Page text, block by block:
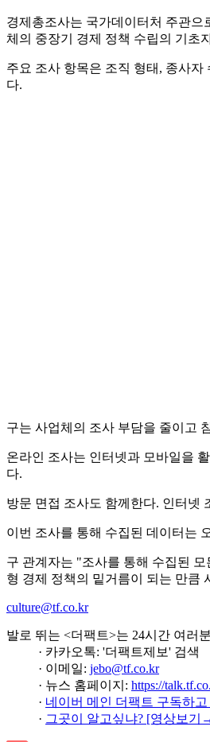
경제총조사는 국가데이터처 주관
체의 중장기 경제 정책 수립의 기초
주요 조사 항목은 조직 형태, 종사자
다.
구는 사업체의 조사 부담을 줄이고
온라인 조사는 인터넷과 모바일을
다.
방문 면접 조사도 함께한다. 인터넷
이번 조사를 통해 수집된 데이터는
구 관계자는 "조사를 통해 수집된
형 경제 정책의 밑거름이 되는 만큼
culture@tf.co.kr
발로 뛰는 <더팩트>는 24시간 여러
· 카카오톡: '더팩트제보' 검색
· 이메일: jebo@tf.co.kr
· 뉴스 홈페이지: https://
· 네이버 메인 더팩트 구독하
· 그곳이 알고싶냐? [영상보기